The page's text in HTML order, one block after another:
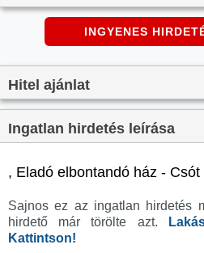
Építés éve:
1940
Szobaszám:
Állapot:
Elbontandó
Hány szintes az ingatlan:
Komfortosság:
Parkolási lehetőség:
Nincs
Bútorozottság:
nincs
Fényviszony:
INGYENES
Hitel ajánlat
Ingatlan hirdetés leírása
, Eladó elbontandó ház - Csót
Sajnos ez az ingatlan hirdetés
hirdető már törölte azt.
Kattintson!